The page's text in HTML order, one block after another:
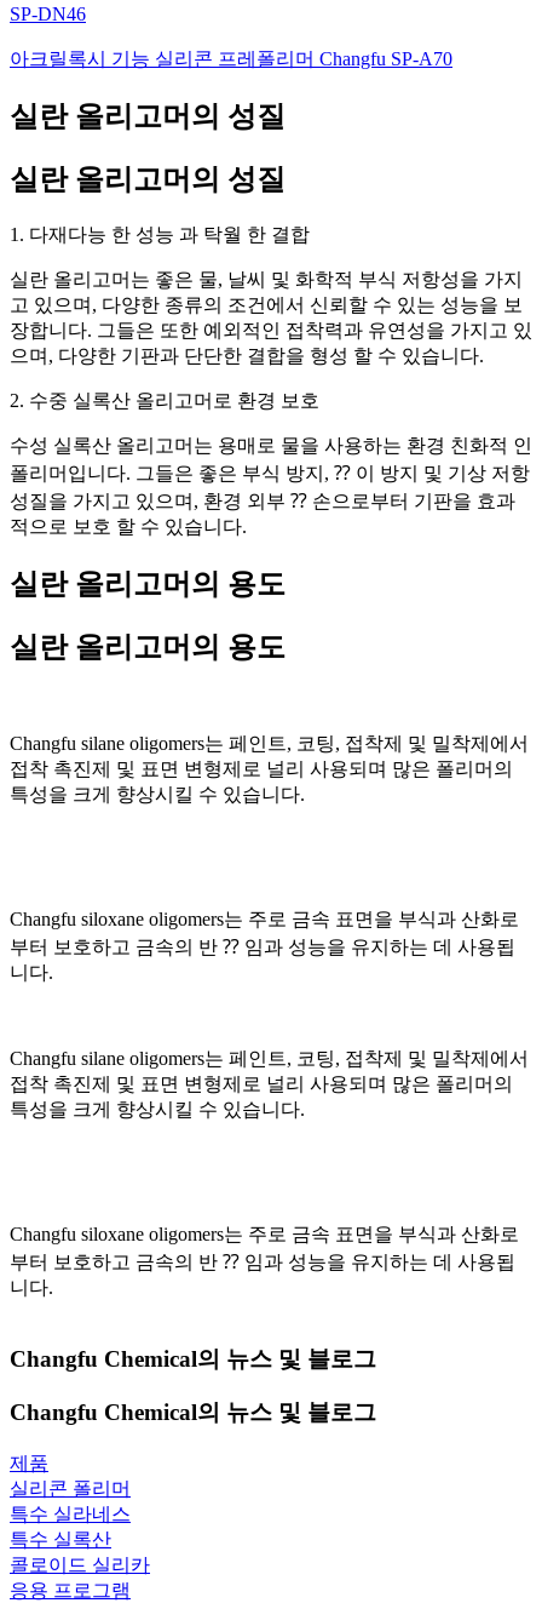
SP-DN46
아크릴록시 기능 실리콘 프레폴리머 Changfu SP-A70
실란 올리고머의 성질
실란 올리고머의 성질
1. 다재다능 한 성능 과 탁월 한 결합
실란 올리고머는 좋은 물, 날씨 및 화학적 부식 저항성을 가지
고 있으며, 다양한 종류의 조건에서 신뢰할 수 있는 성능을 보
장합니다. 그들은 또한 예외적인 접착력과 유연성을 가지고 있
으며, 다양한 기판과 단단한 결합을 형성 할 수 있습니다.
2. 수중 실록산 올리고머로 환경 보호
수성 실록산 올리고머는 용매로 물을 사용하는 환경 친화적 인
폴리머입니다. 그들은 좋은 부식 방지, ⁇ 이 방지 및 기상 저항
성질을 가지고 있으며, 환경 외부 ⁇ 손으로부터 기판을 효과
적으로 보호 할 수 있습니다.
실란 올리고머의 용도
실란 올리고머의 용도
Changfu silane oligomers는 페인트, 코팅, 접착제 및 밀착제에서
접착 촉진제 및 표면 변형제로 널리 사용되며 많은 폴리머의
특성을 크게 향상시킬 수 있습니다.
Changfu siloxane oligomers는 주로 금속 표면을 부식과 산화로
부터 보호하고 금속의 반 ⁇ 임과 성능을 유지하는 데 사용됩
니다.
Changfu silane oligomers는 페인트, 코팅, 접착제 및 밀착제에서
접착 촉진제 및 표면 변형제로 널리 사용되며 많은 폴리머의
특성을 크게 향상시킬 수 있습니다.
Changfu siloxane oligomers는 주로 금속 표면을 부식과 산화로
부터 보호하고 금속의 반 ⁇ 임과 성능을 유지하는 데 사용됩
니다.
Changfu Chemical의 뉴스 및 블로그
Changfu Chemical의 뉴스 및 블로그
제품
실리콘 폴리머
특수 실라네스
특수 실록산
콜로이드 실리카
응용 프로그램